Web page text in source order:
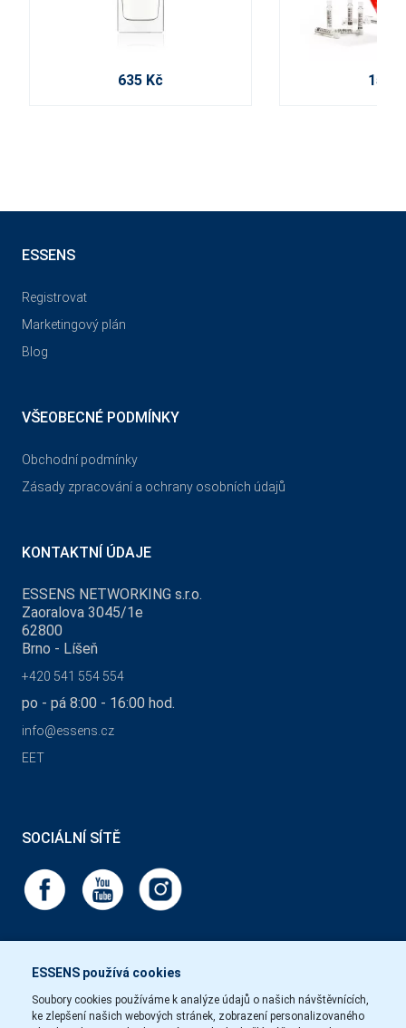
635 Kč 150
ESSENS používá cookies
Soubory cookies používáme k analýze údajů o našich návštěvnících,
ke zlepšení našich webových stránek, zobrazení personalizovaného
ESSENS
Registrovat
Marketingový plán
Blog
VŠEOBECNÉ PODMÍNKY
Obchodní podmínky
Zásady zpracování a ochrany osobních údajů
KONTAKTNÍ ÚDAJE
ESSENS NETWORKING s.r.o.
Zaoralova 3045/1e
62800
Brno - Líšeň
+420 541 554 554
po - pá 8:00 - 16:00 hod.
info@essens.cz
EET
SOCIÁLNÍ SÍTĚ